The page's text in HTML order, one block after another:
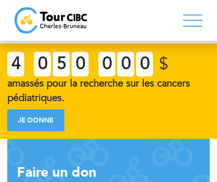
4 0 5 0 0 0 0 $
amassés pour la recherche sur les cancers
pédiatriques.
JE DONNE
Faire un don